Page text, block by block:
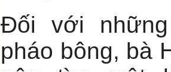
Đối với
pháo bông, bà